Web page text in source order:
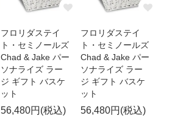
フロリダステイ
ト・セミノールズ
Chad & Jake パー
ソナライズ ラー
ジ ギフト バスケ
ット
56,480円(税込)
フロリダステイ
ト・セミノールズ
Chad & Jake パー
ソナライズ ラー
ジ ギフト バスケ
ット
56,480円(税込)